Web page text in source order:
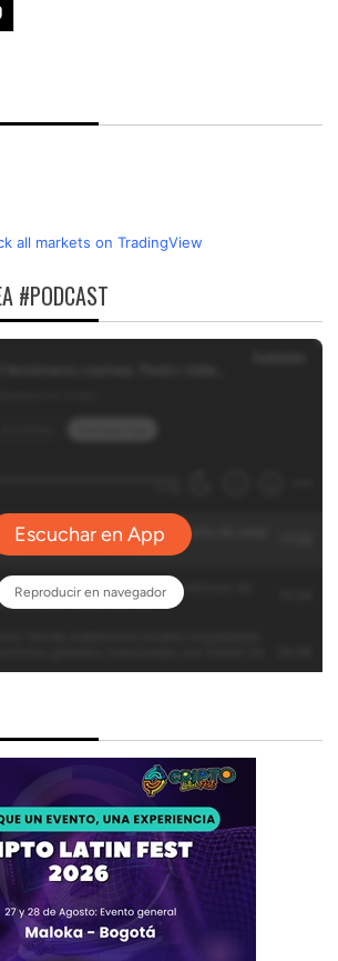
all markets on TradingView
#PODCAST